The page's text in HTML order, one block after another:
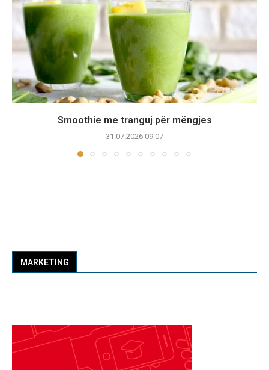
Smoothie me tranguj për mëngjes
31.07.2026 09:07
MARKETING